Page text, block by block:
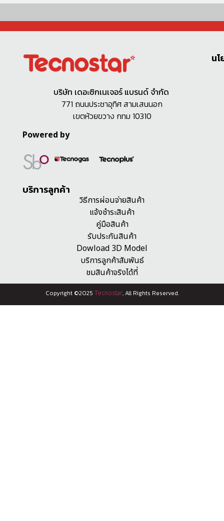
บริษัท เดอะซิกเนเจอร์ แบรนด์ จำกัด
771 ถนนประชาอุทิศ สามเสนนอก
เขตห้วยขวาง กทม 10310
Powered by
บริการลูกค้า
วิธีการผ่อนจ่ายสินค้า
แจ้งชำระสินค้า
คู่มือสินค้า
รับประกันสินค้า
Dowload 3D Model
บริการลูกค้าสัมพันธ์
ชมสินค้าจริงได้ที่
น
Copyright ©2025 Tecnostar, All Rights Reserved.